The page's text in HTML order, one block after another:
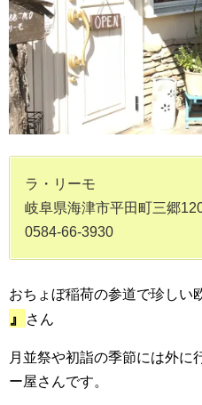
ラ・リーモ
岐阜県海津市平田町三郷
0584-66-3930
おちょぼ稲荷の参道で珍しい
』
さん
月並祭や初詣の季節には外に
ー屋さんです。